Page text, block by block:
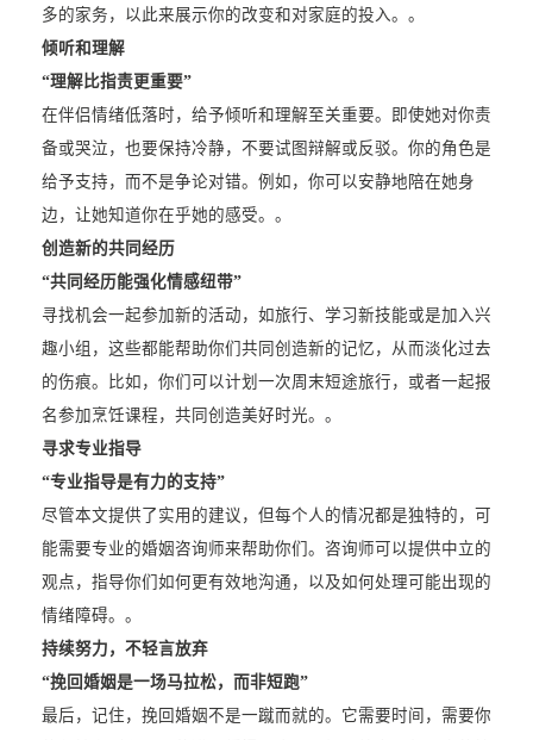
多的家务，以此来展示你的改变和对家庭的投入。。
倾听和理解
“理解比指责更重要”
在伴侣情绪低落时，给予倾听和理解至关重要。即使她对你责
备或哭泣，也要保持冷静，不要试图辩解或反驳。你的角色是
给予支持，而不是争论对错。例如，你可以安静地陪在她身
边，让她知道你在乎她的感受。。
创造新的共同经历
“共同经历能强化情感纽带”
寻找机会一起参加新的活动，如旅行、学习新技能或是加入兴
趣小组，这些都能帮助你们共同创造新的记忆，从而淡化过去
的伤痕。比如，你们可以计划一次周末短途旅行，或者一起报
名参加烹饪课程，共同创造美好时光。。
寻求专业指导
“专业指导是有力的支持”
尽管本文提供了实用的建议，但每个人的情况都是独特的，可
能需要专业的婚姻咨询师来帮助你们。咨询师可以提供中立的
观点，指导你们如何更有效地沟通，以及如何处理可能出现的
情绪障碍。。
持续努力，不轻言放弃
“挽回婚姻是一场马拉松，而非短跑”
最后，记住，挽回婚姻不是一蹴而就的。它需要时间，需要你